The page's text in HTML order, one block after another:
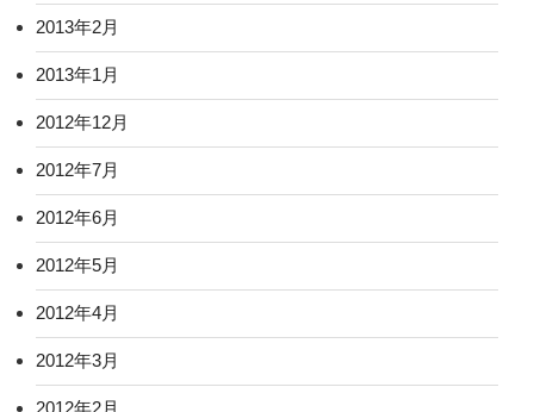
2013年2月
2013年1月
2012年12月
2012年7月
2012年6月
2012年5月
2012年4月
2012年3月